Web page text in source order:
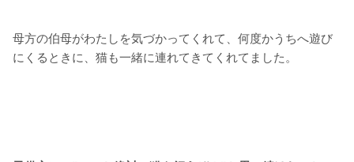
母方の伯母がわたしを気づかってくれて、何度かうちへ遊び
にくるときに、猫も一緒に連れてきてくれてました。